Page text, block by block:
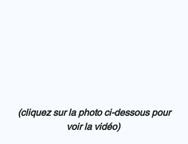
(cliquez sur la photo ci-dessous pour
voir la vidéo)